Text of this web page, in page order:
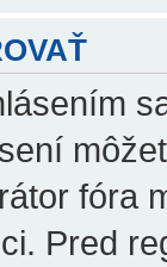
fóra
Pred